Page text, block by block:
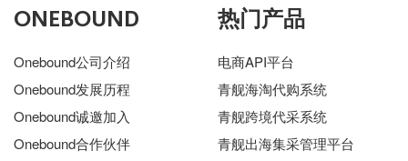
ONEBOUND
Onebound公司介绍
Onebound发展历程
Onebound诚邀加入
Onebound合作伙伴
热门产品
电商API平台
青舰海淘代购系统
青舰跨境代采系统
青舰出海集采管理平台